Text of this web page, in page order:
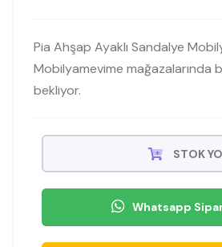
Pia Ahşap Ayaklı Sandalye
Mobilyamevime mağazalarında
bekliyor.
STOK
Whatsapp